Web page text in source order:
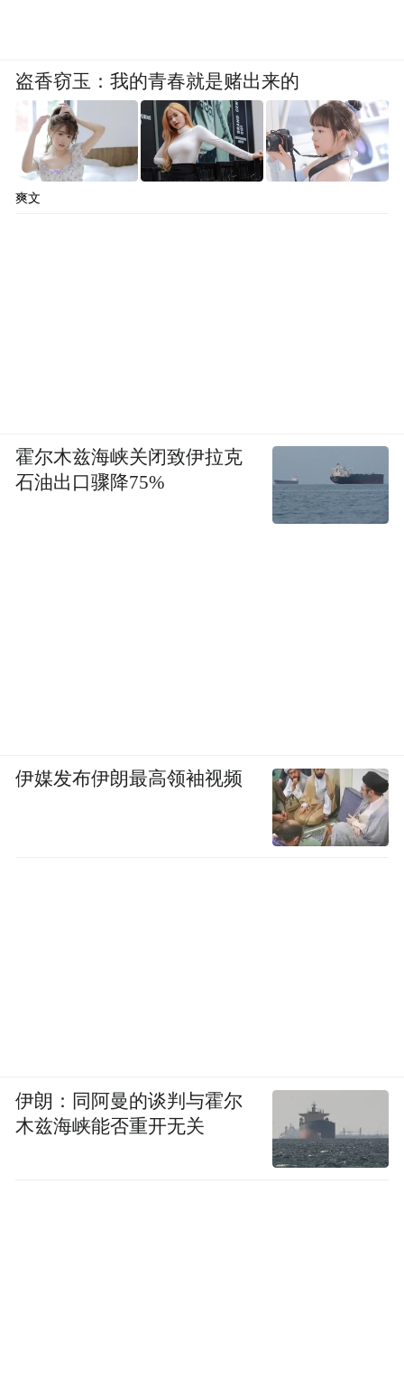
盗香窃玉：我的青春就是赌出来的
爽文
霍尔木兹海峡关闭致伊拉克
石油出口骤降75%
伊媒发布伊朗最高领袖视频
伊朗：同阿曼的谈判与霍尔
木兹海峡能否重开无关